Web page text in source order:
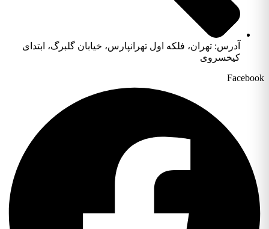
آدرس: تهران، فلکه اول تهرانپارس، خیابان گلبرگ، ابتدای
کیخسروی
Facebook